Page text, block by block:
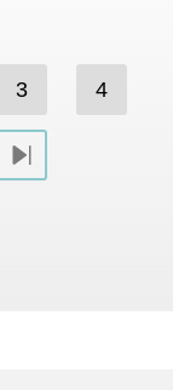
3 4
PSiguiente